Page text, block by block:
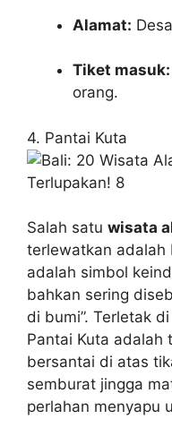
Alamat:
Tiket masuk:
orang.
4. Pantai Kuta
Salah satu wisata
terlewatkan adalah
adalah simbol
bahkan sering
di bumi”. Terletak
Pantai Kuta adalah
bersantai di atas
semburat jingga
perlahan menyapu